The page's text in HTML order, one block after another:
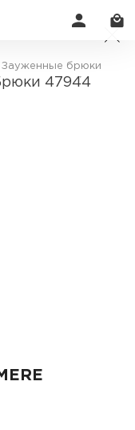
Зауженные брюки